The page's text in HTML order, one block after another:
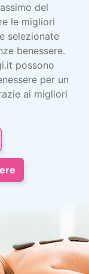
del
le migliori
selezionate
benessere.
possono
per un
ai migliori